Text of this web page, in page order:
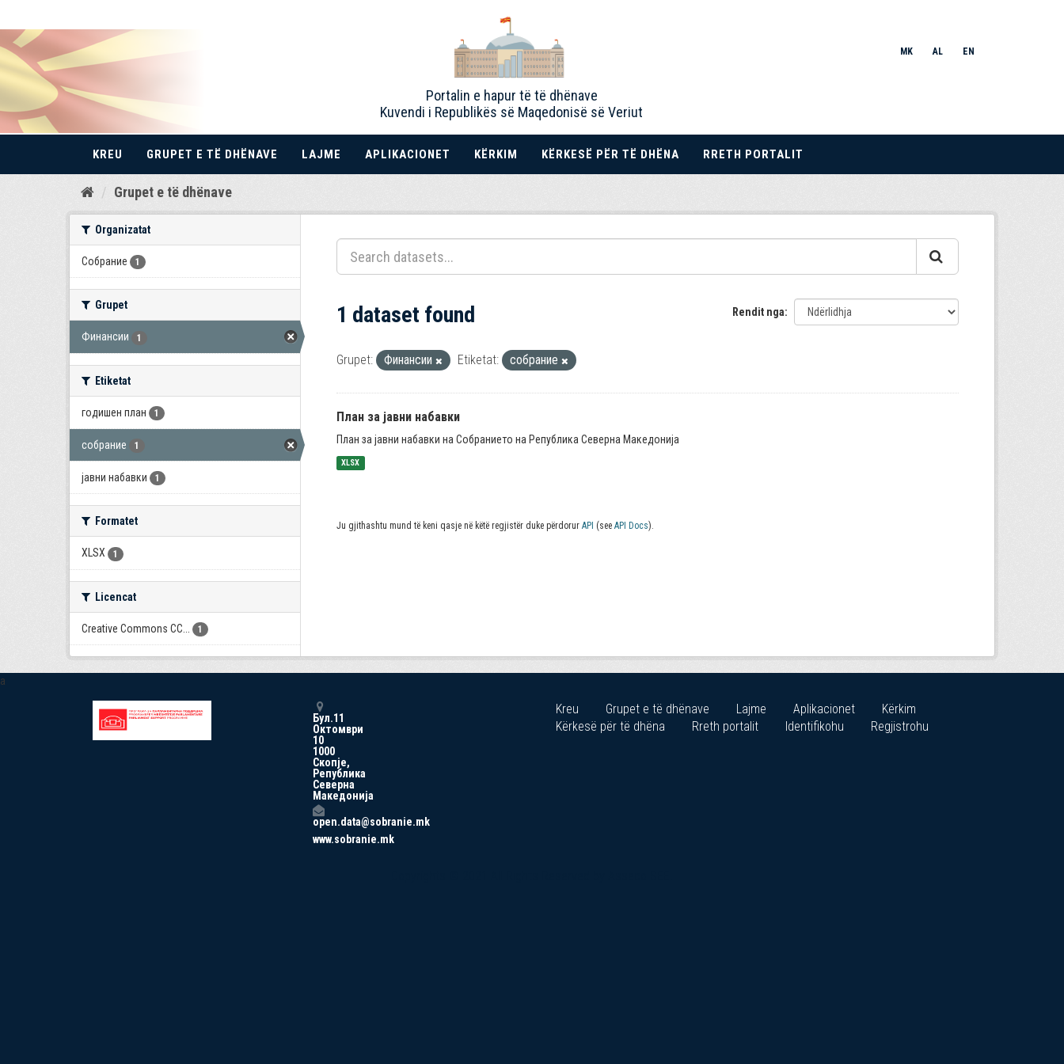
Kalo
Portalin e hapur të të dhënave
Kuvendi i Republikës së Maqedonisë së Veriut
MK AL EN
KREU GRUPET E TË DHËNAVE LAJME APLIKACIONET KËRKIM KËRKESË PËR TË DHËNA RRETH PORTALIT
Grupet e të dhënave
Organizatat
Собрание 1
Grupet
Финансии 1
Etiketat
годишен план 1
собрание 1
јавни набавки 1
Formatet
XLSX 1
Licencat
Creative Commons CC... 1
Rendit nga
1 dataset found
Grupet: Финансии Etiketat: собрание
План за јавни набавки
План за јавни набавки на Собранието на Република Северна Македонија
XLSX
Ju gjithashtu mund të keni qasje në këtë regjistër duke përdorur API (see API Docs).
a
Бул.11
Октомври
10
1000
Скопје,
Република
Северна
Македонија
open.data@sobranie.mk
www.sobranie.mk
Kreu Grupet e të dhënave Lajme Aplikacionet
Kërkim
Kërkesë për të dhëna
Rreth portalit Identifikohu Regjistrohu